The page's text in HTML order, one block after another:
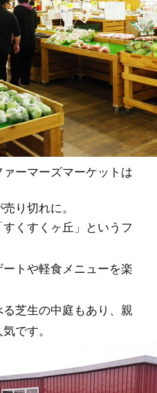
ーマーズマーケットは
り切れに。
くすくヶ丘」というフ
トや軽食メニューを楽
芝生の中庭もあり、親
です。